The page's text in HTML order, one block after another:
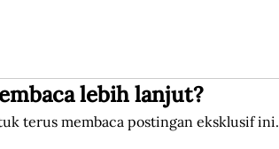
lebih lanjut?
terus membaca postingan eksklusif ini.